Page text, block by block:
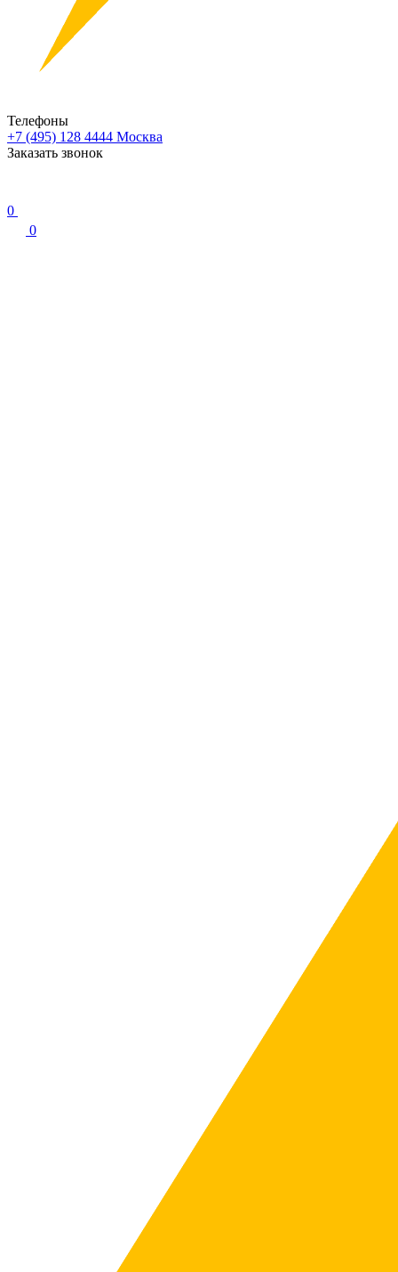
Телефоны
+7 (495) 128 4444 Москва
Заказать звонок
0
0